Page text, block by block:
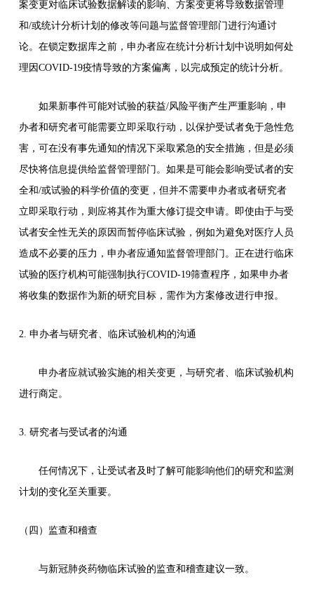
案变更对临床试验数据解读的影响、方案变更将导致数据管理
和/或统计分析计划的修改等问题与监督管理部门进行沟通讨
论。在锁定数据库之前，申办者应在统计分析计划中说明如何处
理因COVID-19疫情导致的方案偏离，以完成预定的统计分析。
如果新事件可能对试验的获益/风险平衡产生严重影响，申
办者和研究者可能需要立即采取行动，以保护受试者免于急性危
害，可在没有事先通知的情况下采取紧急的安全措施，但是必须
尽快将信息提供给监督管理部门。如果是可能会影响受试者的安
全和/或试验的科学价值的变更，但并不需要申办者或者研究者
立即采取行动，则应将其作为重大修订提交申请。即使由于与受
试者安全性无关的原因而暂停临床试验，例如为避免对医疗人员
造成不必要的压力，申办者应通知监督管理部门。正在进行临床
试验的医疗机构可能强制执行COVID-19筛查程序，如果申办者
将收集的数据作为新的研究目标，需作为方案修改进行申报。
2. 申办者与研究者、临床试验机构的沟通
申办者应就试验实施的相关变更，与研究者、临床试验机构
进行商定。
3. 研究者与受试者的沟通
任何情况下，让受试者及时了解可能影响他们的研究和监测
计划的变化至关重要。
（四）监查和稽查
与新冠肺炎药物临床试验的监查和稽查建议一致。